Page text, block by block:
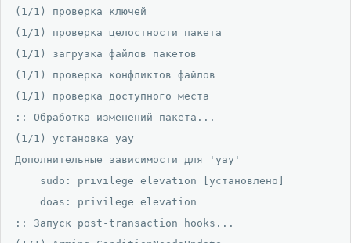
(1/1) проверка ключей
(1/1) проверка целостности пакета
(1/1) загрузка файлов пакетов
(1/1) проверка конфликтов файлов
(1/1) проверка доступного места
:: Обработка изменений пакета...
(1/1) установка yay
Дополнительные зависимости для 'yay'
sudo: privilege elevation [установлено]
doas: privilege elevation
:: Запуск post-transaction hooks...